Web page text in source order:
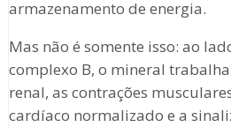
armazenamento de energia.
Mas não é somente isso: ao
complexo B, o mineral
renal, as contrações
cardíaco normalizado e a